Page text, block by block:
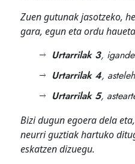
Zuen gutunak jasotzeko,
gara, egun eta ordu
Urtarrilak 3,
Urtarrilak 4,
Urtarrilak 5,
Bizi dugun egoera dela
neurri guztiak hartuko
eskatzen dizuegu.